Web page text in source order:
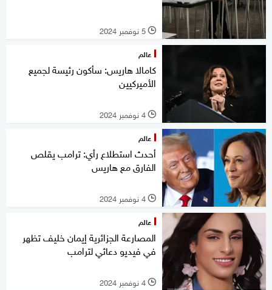
l 5 نوفمبر 2024
عالم
كامالا هاريس: سأكون رئيسة لجميع
الأميركيين
l 4 نوفمبر 2024
عالم
أحدث استطلاع رأي: ترامب يقلص
الفارق مع هاريس
l 4 نوفمبر 2024
عالم
المصارعة الجزائرية إيمان خليف تظهر
في فيديو دعائي لترامب
l 4 نوفمبر 2024